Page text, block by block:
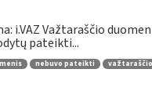
i.VAZ Važtaraščio
pateikti...
nebuvo pateikti